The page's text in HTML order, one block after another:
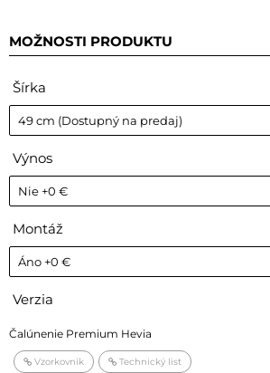
MOŽNOSTI PRODUKTU
Šírka
Výnos
Montáž
Verzia
Čalúnenie Premium Hevia
Vzorkovník Technický list